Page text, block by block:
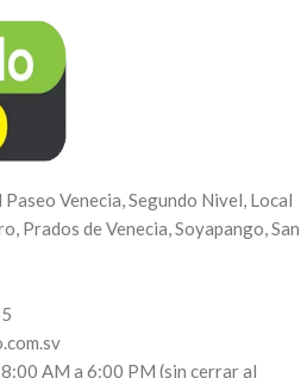
Venecia, Segundo Nivel, Local
Prados de Venecia, Soyapango, San
AM a 6:00 PM (sin cerrar al